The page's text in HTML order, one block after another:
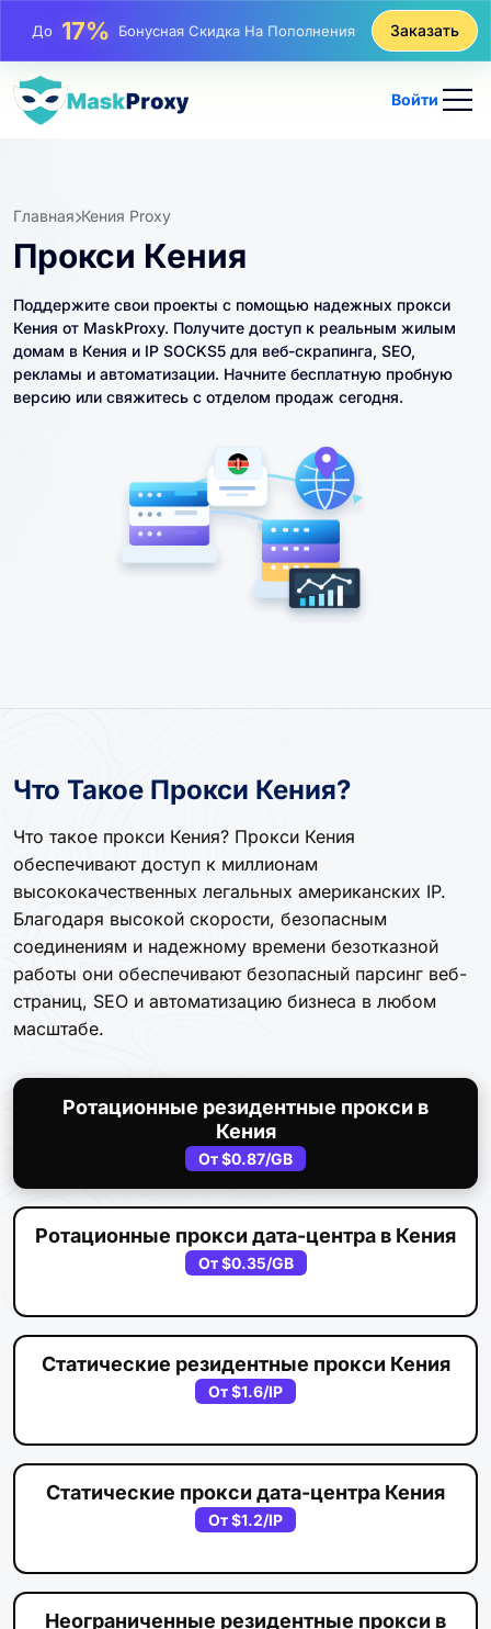
До25%Скидка На Статические Покупки IP
До81%
Заказать
Войти
Главная Кения Proxy
Прокси Кения
Поддержите свои проекты с помощью надежных прокси
Кения от MaskProxy. Получите доступ к реальным жилым
домам в Кения и IP SOCKS5 для веб-скрапинга, SEO,
рекламы и автоматизации. Начните бесплатную пробную
версию или свяжитесь с отделом продаж сегодня.
Что Такое Прокси Кения?
Что такое прокси Кения? Прокси Кения
обеспечивают доступ к миллионам
высококачественных легальных американских IP.
Благодаря высокой скорости, безопасным
соединениям и надежному времени безотказной
работы они обеспечивают безопасный парсинг веб-
страниц, SEO и автоматизацию бизнеса в любом
масштабе.
Ротационные резидентные прокси в
Кения
От$0.87/GB
Ротационные прокси дата-центра в Кения
От$0.35/GB
Статические резидентные прокси Кения
От$1.6/IP
Статические прокси дата-центра Кения
От$1.2/IP
Неограниченные резидентные прокси в